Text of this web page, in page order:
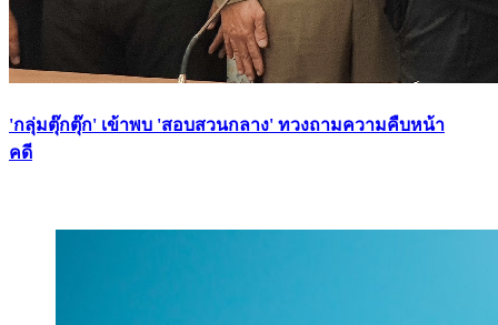
'กลุ่มตุ๊กตุ๊ก' เข้าพบ 'สอบสวนกลาง' ทวงถามความคืบหน้า
คดี